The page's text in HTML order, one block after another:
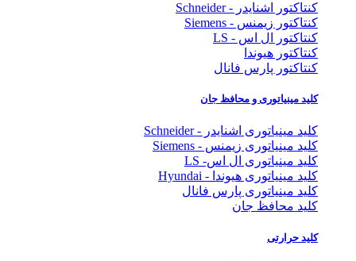
کنتاکتور اشنایدر - Schneider
کنتاکتور زیمنس - Siemens
کنتاکتور ال اس - LS
کنتاکتور هیوندا
کنتاکتور پارس فانال
کلید مینیاتوری و محافظ جان
کلید مینیاتوری اشنایدر - Schneider
کلید مینیاتوری زیمنس - Siemens
کلید مینیاتوری ال اس- LS
کلید مینیاتوری هیوندا - Hyundai
کلید مینیاتوری پارس فانال
کلید محافظ جان
کلید حرارتی